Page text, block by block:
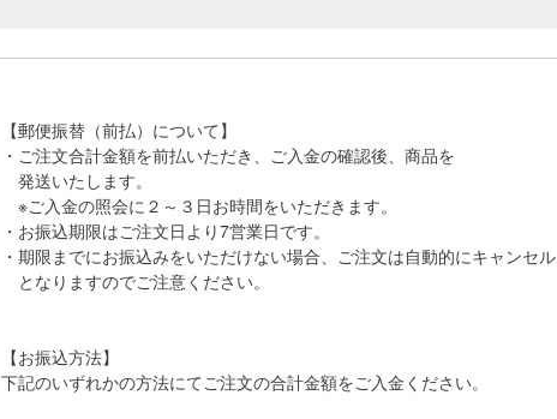
【郵便振替（前払）について】
・ご注文合計金額を前払いただき、ご入金の確認後、商品を
発送いたします。
※ご入金の照会に２～３日お時間をいただきます。
・お振込期限はご注文日より7営業日です。
・期限までにお振込みをいただけない場合、ご注文は自動的にキャンセル
となりますのでご注意ください。
【お振込方法】
下記のいずれかの方法にてご注文の合計金額をご入金ください。